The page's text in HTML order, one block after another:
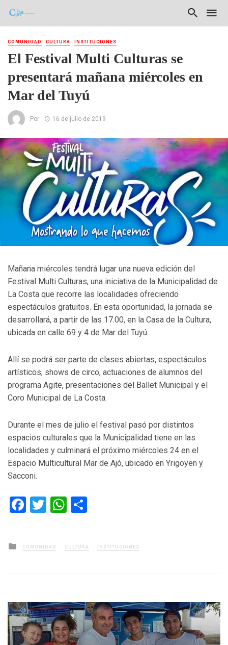
COMUNIDAD CULTURA INSTITUCIONES
El Festival Multi Culturas se
presentará mañana miércoles en
Mar del Tuyú
Por 16 de julio de 2019
Mañana miércoles tendrá lugar una nueva edición del
Festival Multi Culturas, una iniciativa de la Municipalidad de
La Costa que recorre las localidades ofreciendo
espectáculos gratuitos. En esta oportunidad, la jornada se
desarrollará, a partir de las 17.00, en la Casa de la Cultura,
ubicada en calle 69 y 4 de Mar del Tuyú.
Allí se podrá ser parte de clases abiertas, espectáculos
artísticos, shows de circo, actuaciones de alumnos del
programa Agite, presentaciones del Ballet Municipal y el
Coro Municipal de La Costa.
Durante el mes de julio el festival pasó por distintos
espacios culturales que la Municipalidad tiene en las
localidades y culminará el próximo miércoles 24 en el
Espacio Multicultural Mar de Ajó, ubicado en Yrigoyen y
Sacconi.
Facebook
TwitterWhatsApp
Posted
in
COMUNIDAD CULTURA INSTITUCIONES